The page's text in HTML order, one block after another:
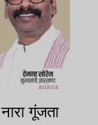
गूंजता